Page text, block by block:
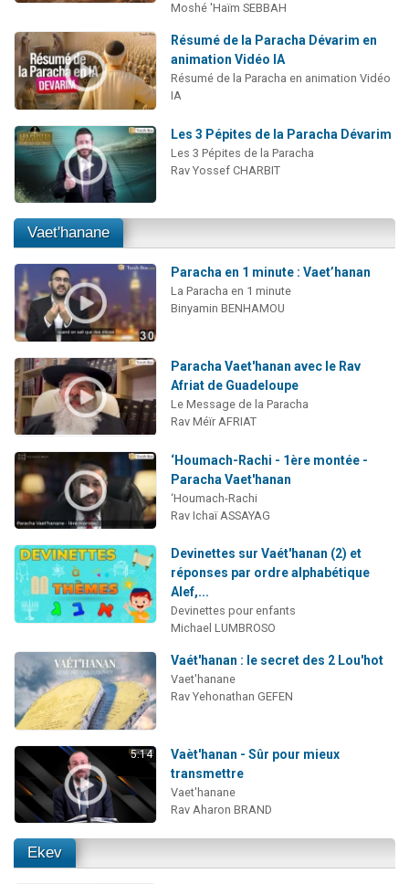
Moshé 'Haïm SEBBAH
Résumé de la Paracha Dévarim en
animation Vidéo IA
Résumé de la Paracha en animation Vidéo
IA
Les 3 Pépites de la Paracha Dévarim
Les 3 Pépites de la Paracha
Rav Yossef CHARBIT
Vaet'hanane
Paracha en 1 minute : Vaet’hanan
La Paracha en 1 minute
Binyamin BENHAMOU
Paracha Vaet'hanan avec le Rav
Afriat de Guadeloupe
Le Message de la Paracha
Rav Méïr AFRIAT
‘Houmach-Rachi - 1ère montée -
Paracha Vaet'hanan
‘Houmach-Rachi
Rav Ichaï ASSAYAG
Devinettes sur Vaét'hanan (2) et
réponses par ordre alphabétique
Alef,...
Devinettes pour enfants
Michael LUMBROSO
Vaét'hanan : le secret des 2 Lou'hot
Vaet'hanane
Rav Yehonathan GEFEN
5:14
Vaèt'hanan - Sûr pour mieux
transmettre
Vaet'hanane
Rav Aharon BRAND
Ekev